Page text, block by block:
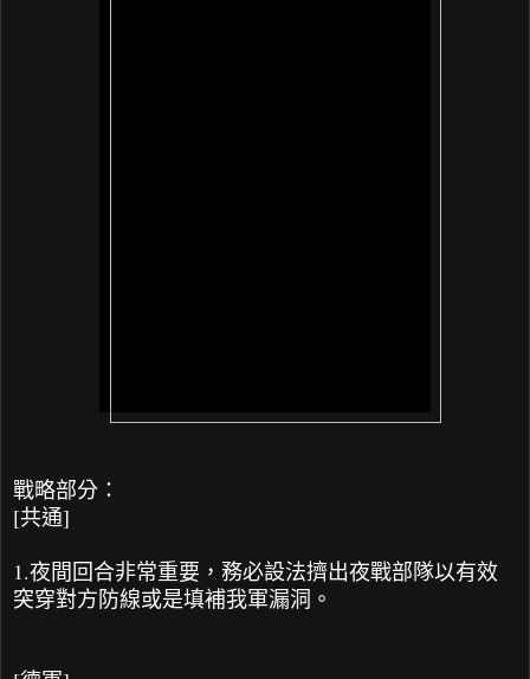
戰略部分：
[共通]
1.夜間回合非常重要，務必設法擠出夜戰部隊以有效
突穿對方防線或是填補我軍漏洞。